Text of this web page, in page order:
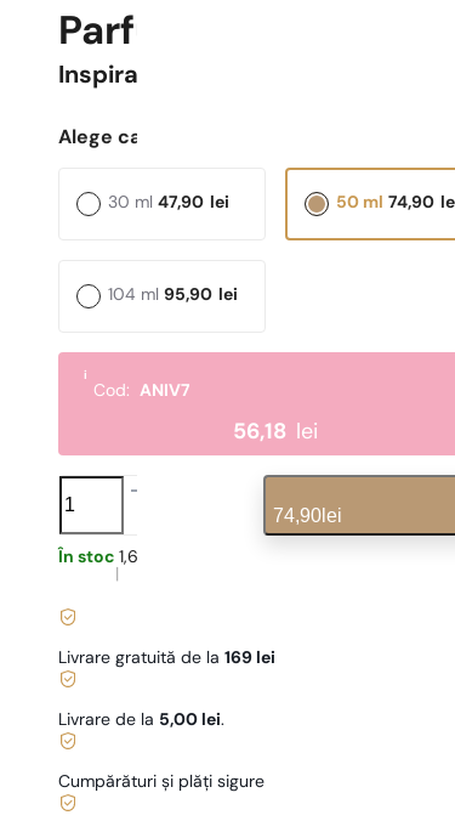
Parfumuri Pariziene
Inspirat
Alege capacitatea:
47,90 lei
30 ml 74,90
50 ml
95,90 lei
104 ml
i
Cod: ANIV7
56,18 lei
N°
402
74,90 lei
În stoc 1,60
Livrare gratuită de la 169 lei
Livrare de la 5,00 lei.
Cumpărături și plăți sigure